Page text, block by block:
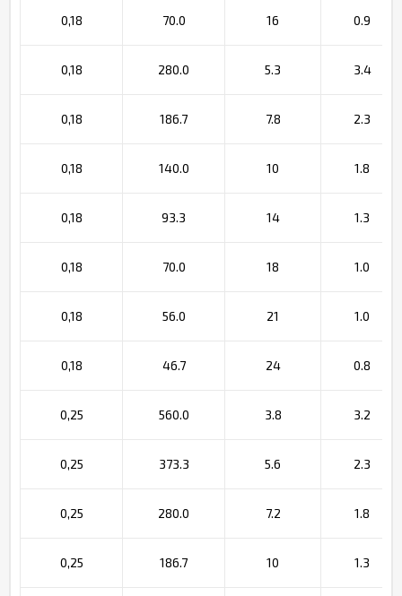
0,18 70.0 16 0.9
0,18 280.0 5.3 3.4
0,18 186.7 7.8 2.3
0,18 140.0 10 1.8
0,18 93.3 14 1.3
0,18 70.0 18 1.0
0,18 56.0 21 1.0
0,18 46.7 24 0.8
0,25 560.0 3.8 3.2
0,25 373.3 5.6 2.3
0,25 280.0 7.2 1.8
0,25 186.7 10 1.3